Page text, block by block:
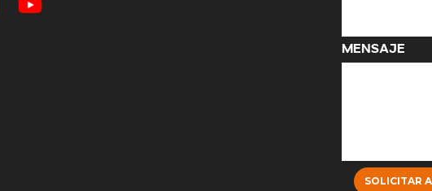
Mensaje
SOLICITAR